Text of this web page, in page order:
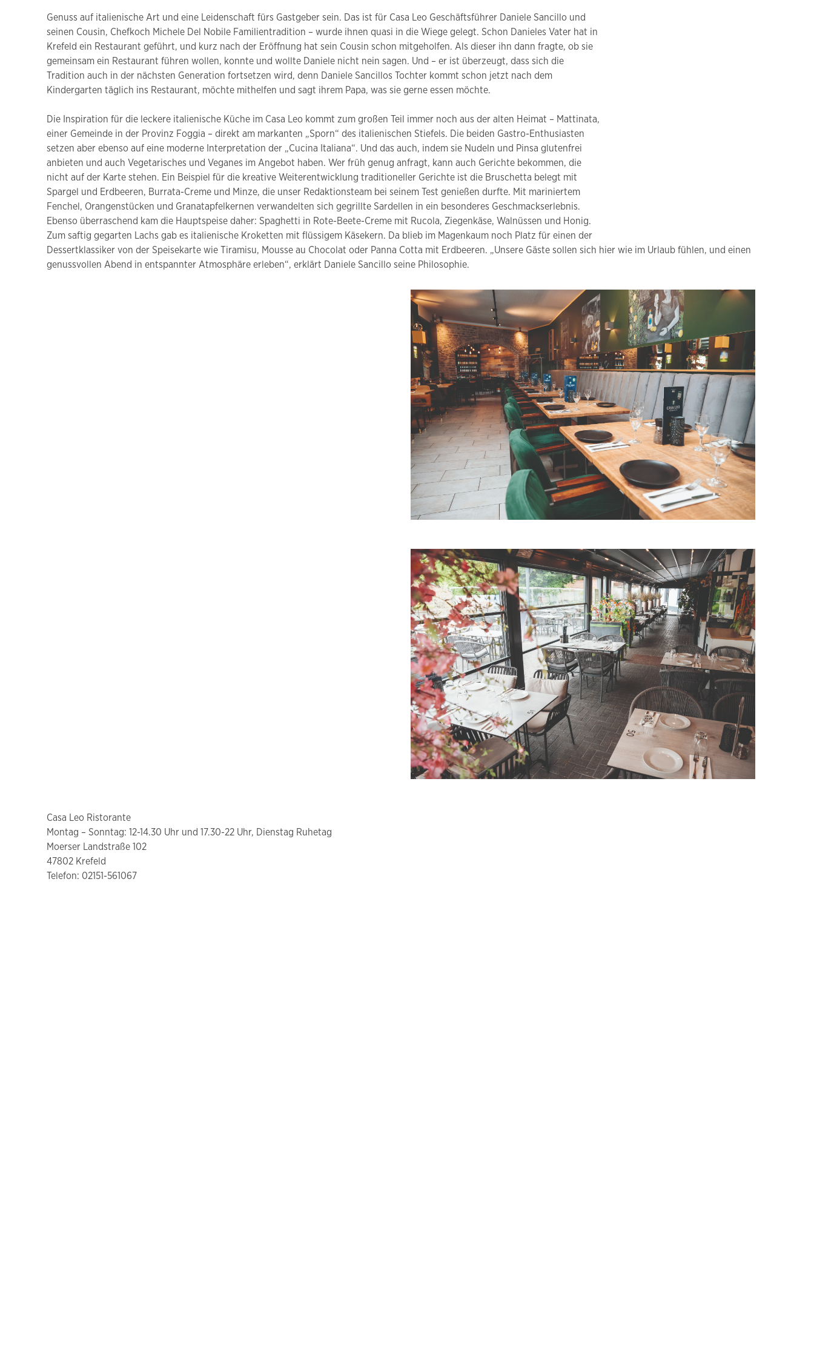
Genuss auf italienische Art und eine Leidenschaft fürs Gastgeber sein. Das ist für Casa Leo Geschäftsführer Daniele Sancillo und
seinen Cousin, Chefkoch Michele Del Nobile Familientradition – wurde ihnen quasi in die Wiege gelegt. Schon Danieles Vater hat in
Krefeld ein Restaurant geführt, und kurz nach der Eröffnung hat sein Cousin schon mitgeholfen. Als dieser ihn dann fragte, ob sie
gemeinsam ein Restaurant führen wollen, konnte und wollte Daniele nicht nein sagen. Und – er ist überzeugt, dass sich die
Tradition auch in der nächsten Generation fortsetzen wird, denn Daniele Sancillos Tochter kommt schon jetzt nach dem
Kindergarten täglich ins Restaurant, möchte mithelfen und sagt ihrem Papa, was sie gerne essen möchte.
Die Inspiration für die leckere italienische Küche im Casa Leo kommt zum großen Teil immer noch aus der alten Heimat – Mattinata,
einer Gemeinde in der Provinz Foggia – direkt am markanten „Sporn“ des italienischen Stiefels. Die beiden Gastro-Enthusiasten
setzen aber ebenso auf eine moderne Interpretation der „Cucina Italiana“. Und das auch, indem sie Nudeln und Pinsa glutenfrei
anbieten und auch Vegetarisches und Veganes im Angebot haben. Wer früh genug anfragt, kann auch Gerichte bekommen, die
nicht auf der Karte stehen. Ein Beispiel für die kreative Weiterentwicklung traditioneller Gerichte ist die Bruschetta belegt mit
Spargel und Erdbeeren, Burrata-Creme und Minze, die unser Redaktionsteam bei seinem Test genießen durfte. Mit mariniertem
Fenchel, Orangenstücken und Granatapfelkernen verwandelten sich gegrillte Sardellen in ein besonderes Geschmackserlebnis.
Ebenso überraschend kam die Hauptspeise daher: Spaghetti in Rote-Beete-Creme mit Rucola, Ziegenkäse, Walnüssen und Honig.
Zum saftig gegarten Lachs gab es italienische Kroketten mit flüssigem Käsekern. Da blieb im Magenkaum noch Platz für einen der
Dessertklassiker von der Speisekarte wie Tiramisu, Mousse au Chocolat oder Panna Cotta mit Erdbeeren. „Unsere Gäste sollen sich hier wie im Urlaub fühlen, und einen
genussvollen Abend in entspannter Atmosphäre erleben“, erklärt Daniele Sancillo seine Philosophie.
Casa Leo Ristorante
Montag – Sonntag: 12-14.30 Uhr und 17.30-22 Uhr, Dienstag Ruhetag
Moerser Landstraße 102
47802 Krefeld
Telefon: 02151-561067